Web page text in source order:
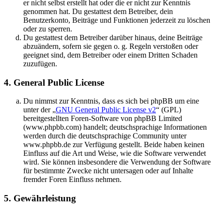
er nicht selbst erstellt hat oder die er nicht zur Kenntnis
genommen hat. Du gestattest dem Betreiber, dein
Benutzerkonto, Beiträge und Funktionen jederzeit zu löschen
oder zu sperren.
Du gestattest dem Betreiber darüber hinaus, deine Beiträge
abzuändern, sofern sie gegen o. g. Regeln verstoßen oder
geeignet sind, dem Betreiber oder einem Dritten Schaden
zuzufügen.
4. General Public License
Du nimmst zur Kenntnis, dass es sich bei phpBB um eine
unter der „GNU General Public License v2“ (GPL)
bereitgestellten Foren-Software von phpBB Limited
(www.phpbb.com) handelt; deutschsprachige Informationen
werden durch die deutschsprachige Community unter
www.phpbb.de zur Verfügung gestellt. Beide haben keinen
Einfluss auf die Art und Weise, wie die Software verwendet
wird. Sie können insbesondere die Verwendung der Software
für bestimmte Zwecke nicht untersagen oder auf Inhalte
fremder Foren Einfluss nehmen.
5. Gewährleistung